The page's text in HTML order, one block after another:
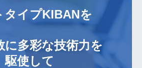
タイプKIBANを
に多彩な技術力を
駆使して